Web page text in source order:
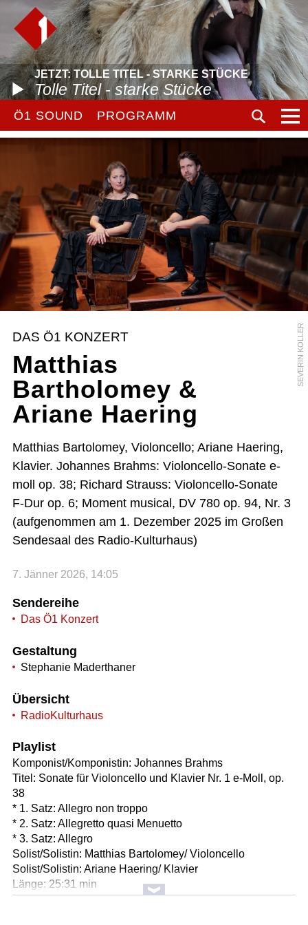
JETZT: TOLLE TITEL - STARKE STÜCKE
Tolle Titel - starke Stücke
Ö1 SOUND PROGRAMM
SEVERIN KOLLER
DAS Ö1 KONZERT
Matthias
Bartholomey &
Ariane Haering
Matthias Bartolomey, Violoncello; Ariane Haering,
Klavier. Johannes Brahms: Violoncello-Sonate e-
moll op. 38; Richard Strauss: Violoncello-Sonate
F-Dur op. 6; Moment musical, DV 780 op. 94, Nr. 3
(aufgenommen am 1. Dezember 2025 im Großen
Sendesaal des Radio-Kulturhaus)
7. Jänner 2026, 14:05
Sendereihe
Das Ö1 Konzert
Gestaltung
Stephanie Maderthaner
Übersicht
RadioKulturhaus
Playlist
Komponist/Komponistin: Johannes Brahms
Titel: Sonate für Violoncello und Klavier Nr. 1 e-Moll, op.
38
* 1. Satz: Allegro non troppo
* 2. Satz: Allegretto quasi Menuetto
* 3. Satz: Allegro
Solist/Solistin: Matthias Bartolomey/ Violoncello
Solist/Solistin: Ariane Haering/ Klavier
Länge: 25:31 min
Label: Wiener Urtext